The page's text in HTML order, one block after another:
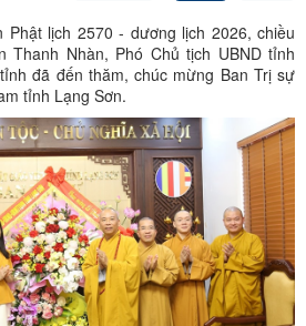
lịch 2570 - dương lịch 2026, chiều
Thanh Nhàn, Phó Chủ tịch UBND tỉnh
đã đến thăm, chúc mừng Ban Trị sự
tỉnh Lạng Sơn.